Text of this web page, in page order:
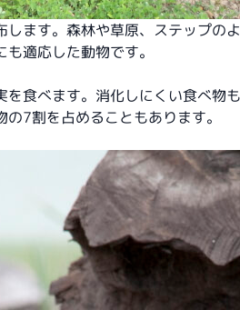
ます。森林や草原、ステップの
適応した動物です。
食べます。消化しにくい食べ物
7割を占めることもあります。